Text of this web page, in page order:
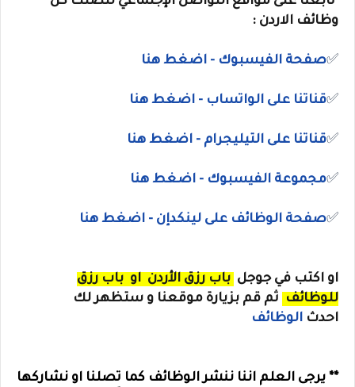
وظائف الاردن :
✅صفحة الفيسبوك - اضغط هنا
✅قناتنا على الواتساب - اضغط هنا
✅قناتنا على التيليجرام - اضغط هنا
✅مجموعة الفيسبوك - اضغط هنا
✅صفحة الوظائف على لينكدإن - اضغط هنا
او اكتب في جوجل باب رزق الأردن او باب رزق
للوظائف
ثم قم بزيارة موقعنا و ستظهر لك
احدث الوظائف
** يرجى العلم اننا ننشر الوظائف كما تصلنا او نشاركها